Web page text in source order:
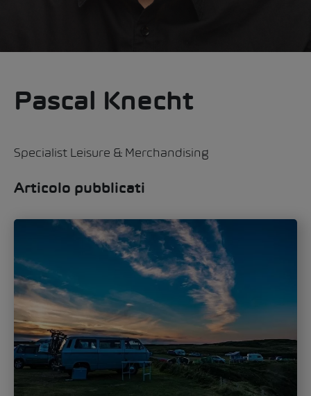
Pascal Knecht
Specialist Leisure & Merchandising
Articolo pubblicati